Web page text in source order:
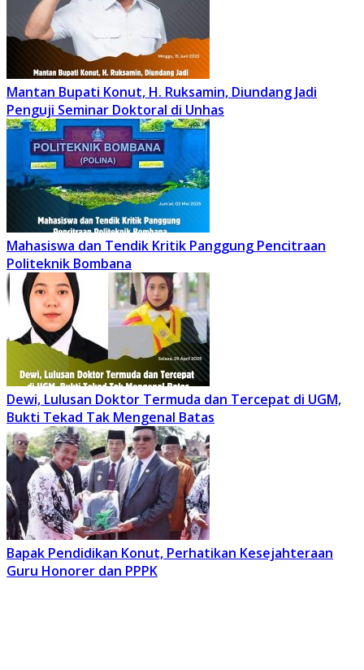
Mantan Bupati Konut, H. Ruksamin, Diundang Jadi
Penguji Seminar Doktoral di Unhas
Mahasiswa dan Tendik Kritik Panggung Pencitraan
Politeknik Bombana
Dewi, Lulusan Doktor Termuda dan Tercepat di UGM,
Bukti Tekad Tak Mengenal Batas
Bapak Pendidikan Konut, Perhatikan Kesejahteraan
Guru Honorer dan PPPK